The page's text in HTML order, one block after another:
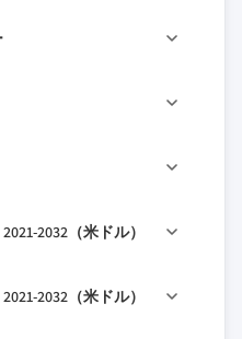
ース
のランドスケープ
シアチブ
ス
2032（米ドル）
2032（米ドル）